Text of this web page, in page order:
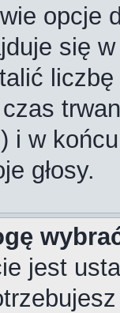
opcje
się
i w
głosy.
jest